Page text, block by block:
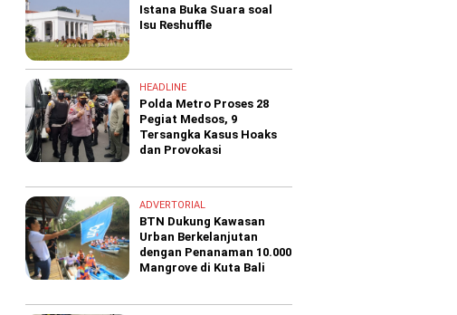
Istana Buka Suara soal
Isu Reshuffle
HEADLINE
Polda Metro Proses 28
Pegiat Medsos, 9
Tersangka Kasus Hoaks
dan Provokasi
ADVERTORIAL
BTN Dukung Kawasan
Urban Berkelanjutan
dengan Penanaman 10.000
Mangrove di Kuta Bali